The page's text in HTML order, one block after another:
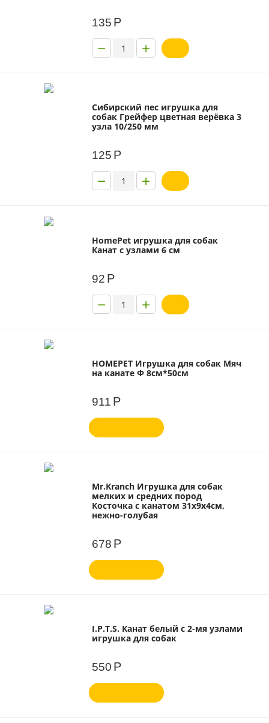
135 Р
+
−
Сибирский пес игрушка для
собак Грейфер цветная верёвка 3
узла 10/250 мм
125 Р
+
−
HomePet игрушка для собак
Канат с узлами 6 см
92 Р
+
−
HOMEPET Игрушка для собак Мяч
на канате Ф 8см*50см
911 Р
Mr.Kranch Игрушка для собак
мелких и средних пород
Косточка с канатом 31х9х4см,
нежно-голубая
678 Р
I.P.T.S. Канат белый с 2-мя узлами
игрушка для собак
550 Р